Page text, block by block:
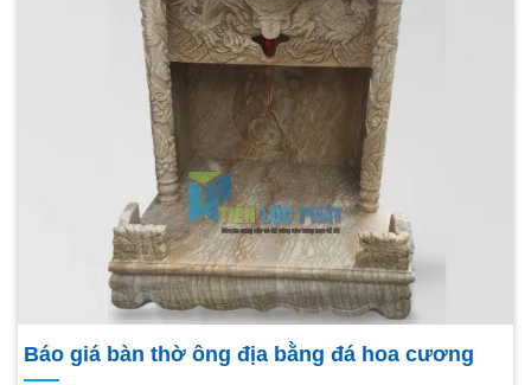
Báo giá bàn thờ ông địa bằng đá hoa cương